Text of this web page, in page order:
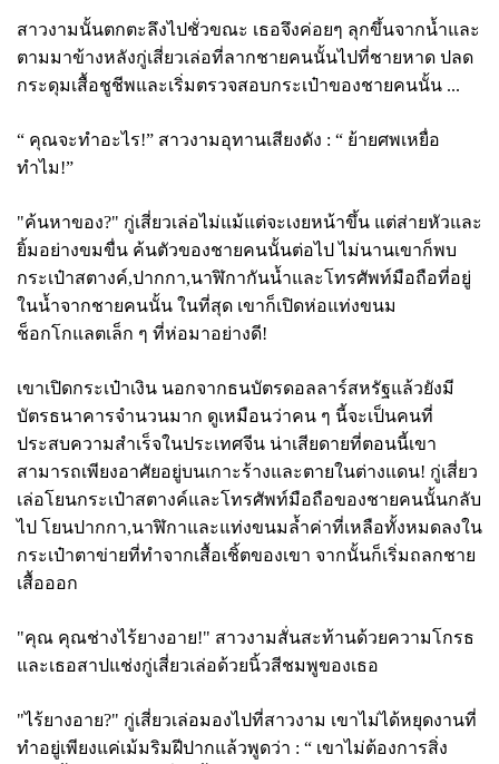
สาวงามนั้นตกตะลึงไปชั่วขณะ เธอจึงค่อยๆ ลุกขึ้นจากน้ำและ
ตามมาข้างหลังกู่เสี่ยวเล่อที่ลากชายคนนั้นไปที่ชายหาด ปลด
กระดุมเสื้อชูชีพและเริ่มตรวจสอบกระเป๋าของชายคนนั้น ...
“ คุณจะทำอะไร!” สาวงามอุทานเสียงดัง : “ ย้ายศพเหยื่อ
ทำไม!”
"ค้นหาของ?" กู่เสี่ยวเล่อไม่แม้แต่จะเงยหน้าขึ้น แต่ส่ายหัวและ
ยิ้มอย่างขมขื่น ค้นตัวของชายคนนั้นต่อไป ไม่นานเขาก็พบ
กระเป๋าสตางค์,ปากกา,นาฬิกากันน้ำและโทรศัพท์มือถือที่อยู่
ในน้ำจากชายคนนั้น ในที่สุด เขาก็เปิดห่อแท่งขนม
ช็อกโกแลตเล็ก ๆ ที่ห่อมาอย่างดี!
เขาเปิดกระเป๋าเงิน นอกจากธนบัตรดอลลาร์สหรัฐแล้วยังมี
บัตรธนาคารจำนวนมาก ดูเหมือนว่าคน ๆ นี้จะเป็นคนที่
ประสบความสำเร็จในประเทศจีน น่าเสียดายที่ตอนนี้เขา
สามารถเพียงอาศัยอยู่บนเกาะร้างและตายในต่างแดน! กู่เสี่ยว
เล่อโยนกระเป๋าสตางค์และโทรศัพท์มือถือของชายคนนั้นกลับ
ไป โยนปากกา,นาฬิกาและแท่งขนมล้ำค่าที่เหลือทั้งหมดลงใน
กระเป๋าตาข่ายที่ทำจากเสื้อเชิ้ตของเขา จากนั้นก็เริ่มถลกชาย
เสื้อออก
"คุณ คุณช่างไร้ยางอาย!" สาวงามสั่นสะท้านด้วยความโกรธ
และเธอสาปแช่งกู่เสี่ยวเล่อด้วยนิ้วสีชมพูของเธอ
"ไร้ยางอาย?" กู่เสี่ยวเล่อมองไปที่สาวงาม เขาไม่ได้หยุดงานที่
ทำอยู่เพียงแค่เม้มริมฝีปากแล้วพูดว่า : “ เขาไม่ต้องการสิ่ง